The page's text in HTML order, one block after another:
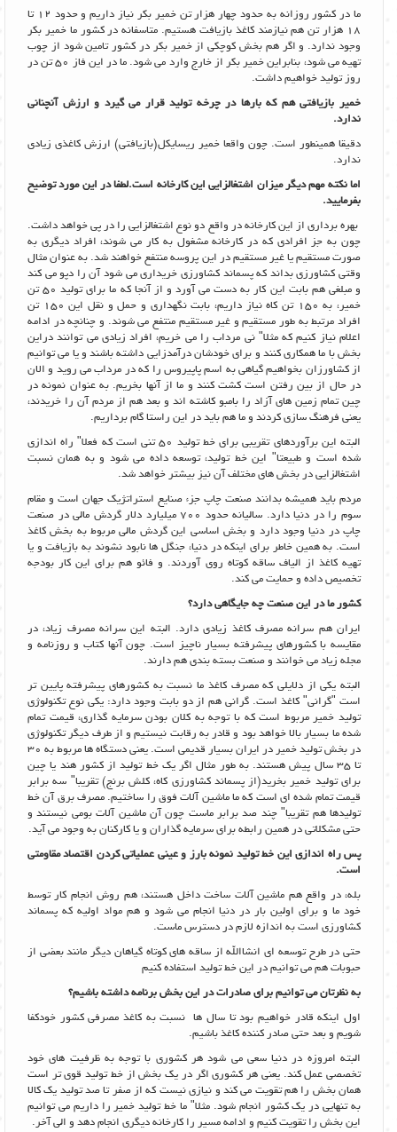
ما در کشور روزانه به حدود چهار هزار تن خمیر بکر نیاز داریم و حدود 12 تا
18 هزار تن هم نیازمند کاغذ بازیافت هستیم. متاسفانه در کشور ما خمیر بکر
وجود ندارد. و اگر هم بخش کوچکی از خمیر بکر در کشور تامین شود از چوب
تهیه می شود، بنابراین خمیر بکر از خارج وارد می شود. ما در این فاز 50 تن در
روز تولید خواهیم داشت.
خمیر بازیافتی هم که بارها در چرخه تولید قرار می گیرد و ارزش آنچنانی
ندارد.
دقیقا همینطور است. چون واقعا خمیر ریسایکل(بازیافتی) ارزش کاغذی زیادی
ندارد.
اما نکته مهم دیگر میزان اشتغالزایی این کارخانه است.لطفا در این مورد توضیح
بفرمایید.
بهره برداری از این کارخانه در واقع دو نوع اشتغالزایی را در پی خواهد داشت.
چون به جز افرادی که در کارخانه مشغول به کار می شوند، افراد دیگری به
صورت مستقیم یا غیر مستقیم در این پروسه منتفع خواهند شد. به عنوان مثال
وقتی کشاورزی بداند که پسماند کشاورزی خریداری می شود آن را دپو می کند
و مبلغی هم بابت این کار به دست می آورد و از آنجا که ما برای تولید 50 تن
خمیر، به 150 تن کاه نیاز داریم، بابت نگهداری و حمل و نقل این 150 تن
افراد مرتبط به طور مستقیم و غیر مستقیم منتفع می شوند. و چنانچه در ادامه
اعلام نیاز کنیم که مثلا" نی مرداب را می خریم، افراد زیادی می توانند دراین
بخش با ما همکاری کنند و برای خودشان درآمدزایی داشته باشند و یا می توانیم
از کشاورزان بخواهیم گیاهی به اسم پاپیروس را که در مرداب می روید و الان
در حال از بین رفتن است کشت کنند و ما از آنها بخریم. به عنوان نمونه در
چین تمام زمین های آزاد را بامبو کاشته اند و بعد هم از مردم آن را خریدند،
یعنی فرهنگ سازی کردند و ما هم باید در این راستا گام برداریم.
البته این برآوردهای تقریبی برای خط تولید 50 تنی است که فعلا" راه اندازی
شده است و طبیعتا" این خط تولید، توسعه داده می شود و به همان نسبت
اشتغالزایی در بخش های مختلف آن نیز بیشتر خواهد شد.
مردم باید همیشه بدانند صنعت چاپ جزء صنایع استراتژیک جهان است و مقام
سوم را در دنیا دارد. سالیانه حدود 700 میلیارد دلار گردش مالی در صنعت
چاپ در دنیا وجود دارد و بخش اساسی این گردش مالی مربوط به بخش کاغذ
است. به همین خاطر برای اینکه در دنیا، جنگل ها نابود نشوند به بازیافت و یا
تهیه کاغذ از الیاف ساقه کوتاه روی آوردند. و فائو هم برای این کار بودجه
تخصیص داده و حمایت می کند.
کشور ما در این صنعت چه جایگاهی دارد؟
ایران هم سرانه مصرف کاغذ زیادی دارد. البته این سرانه مصرف زیاد، در
مقایسه با کشورهای پیشرفته بسیار ناچیز است. چون آنها کتاب و روزنامه و
مجله زیاد می خوانند و صنعت بسته بندی هم دارند.
البته یکی از دلایلی که مصرف کاغذ ما نسبت به کشورهای پیشرفته پایین تر
است "گرانی" کاغذ است. گرانی هم از دو بابت وجود دارد: یکی نوع تکنولوژی
تولید خمیر مربوط است که با توجه به کلان بودن سرمایه گذاری، قیمت تمام
شده ما بسیار بالا خواهد بود و قادر به رقابت نیستیم و از طرف دیگر تکنولوژی
در بخش تولید خمیر در ایران بسیار قدیمی است. یعنی دستگاه ها مربوط به 30
تا 35 سال پیش هستند. به طور مثال اگر یک خط تولید از کشور هند یا چین
برای تولید خمیر بخرید(از پسماند کشاورزی کاه، کلش برنج) تقریبا" سه برابر
قیمت تمام شده ای است که ما ماشین آلات فوق را ساختیم. مصرف برق آن خط
تولیدها هم تقریبا" چند صد برابر ماست چون آن ماشین آلات بومی نیستند و
حتی مشکلاتی در همین رابطه برای سرمایه گذاران و یا کارکنان به وجود می آید.
پس راه اندازی این خط تولید نمونه بارز و عینی عملیاتی کردن اقتصاد مقاومتی
است.
بله، در واقع هم ماشین آلات ساخت داخل هستند، هم روش انجام کار توسط
خود ما و برای اولین بار در دنیا انجام می شود و هم مواد اولیه که پسماند
کشاورزی است به اندازه لازم در دسترس ماست.
حتی در طرح توسعه ای انشاالله از ساقه های کوتاه گیاهان دیگر مانند بعضی از
حبوبات هم می توانیم در این خط تولید استفاده کنیم
به نظرتان می توانیم برای صادرات در این بخش برنامه داشته باشیم؟
اول اینکه قادر خواهیم بود تا سال ها نسبت به کاغذ مصرفی کشور خودکفا
شویم و بعد حتی صادر کننده کاغذ باشیم.
البته امروزه در دنیا سعی می شود هر کشوری با توجه به ظرفیت های خود
تخصصی عمل کند. یعنی هر کشوری اگر در یک بخش از خط تولید قوی تر است
همان بخش را هم تقویت می کند و نیازی نیست که از صفر تا صد تولید یک کالا
به تنهایی در یک کشور انجام شود. مثلا" ما خط تولید خمیر را داریم می توانیم
این بخش را تقویت کنیم و ادامه مسیر را کارخانه دیگری انجام دهد و الی آخر.